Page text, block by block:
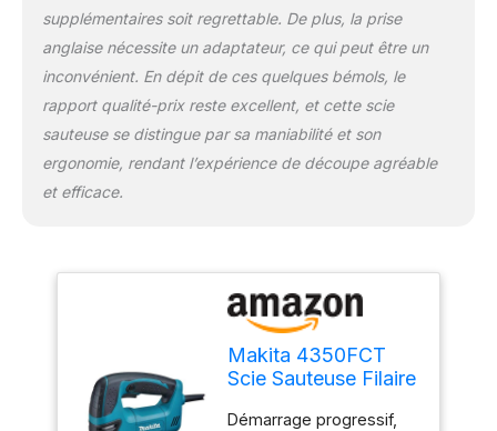
supplémentaires soit regrettable. De plus, la prise
anglaise nécessite un adaptateur, ce qui peut être un
inconvénient. En dépit de ces quelques bémols, le
rapport qualité-prix reste excellent, et cette scie
sauteuse se distingue par sa maniabilité et son
ergonomie, rendant l’expérience de découpe agréable
et efficace.
Makita 4350FCT
Scie Sauteuse Filaire
Démarrage progressif,